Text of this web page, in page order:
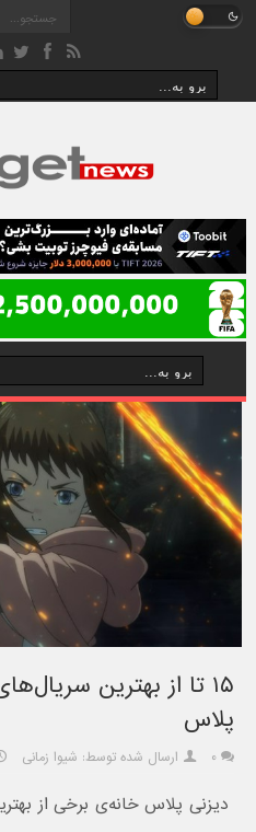
۱۵ تا از بهترین
پلاس
۰ ارسال شده توسط: شیوا زمانی
دیزنی پلاس خانه‌ی برخی از